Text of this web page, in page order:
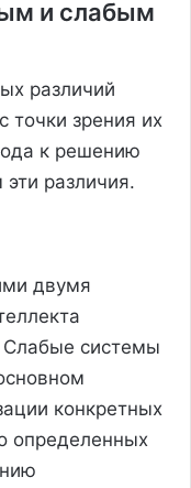
и слабым
различий
зрения их
к решению
различия.
двумя
Слабые системы
конкретных
определенных